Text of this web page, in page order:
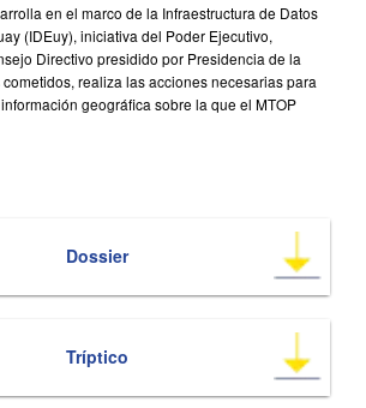
en el marco de la Infraestructura de Datos
(IDEuy), iniciativa del Poder Ejecutivo,
Directivo presidido por Presidencia de la
realiza las acciones necesarias para
geográfica sobre la que el MTOP
Dossier
Tríptico